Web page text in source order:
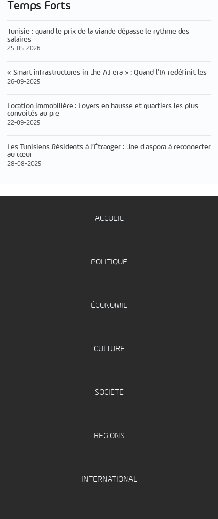
Temps Forts
Tunisie : quand le prix de la viande dépasse le rythme des
salaires
25-05-2026
« Smart infrastructures in the A.I era » : Quand l’IA redéfinit les
26-09-2025
Location immobilière : Loyers en hausse et quartiers les plus
convoités au pre
22-09-2025
Les Tunisiens Résidents à l’Étranger : Une diaspora à reconnecter
au cœur
28-08-2025
ACCUEIL
POLITIQUE
ÉCONOMIE
CULTURE
SOCIÉTÉ
RÉGIONS
INTERNATIONAL